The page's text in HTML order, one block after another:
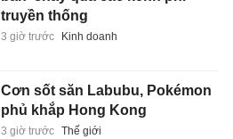
truyền thống
3 giờ trước Kinh doanh
Cơn sốt săn Labubu, Pokémon
phủ khắp Hong Kong
3 giờ trước Thế giới